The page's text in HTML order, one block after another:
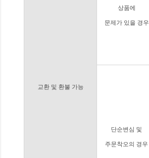
교환 및 환불 가능
상품에
문제가 있을 경우
단순변심 및
주문착오의 경우